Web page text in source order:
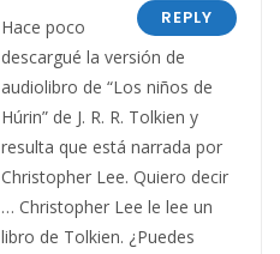
REPLY
Hace poco
descargué la versión de
audiolibro de “Los niños de
Húrin” de J. R. R. Tolkien y
resulta que está narrada por
Christopher Lee. Quiero decir
… Christopher Lee le lee un
libro de Tolkien. ¿Puedes